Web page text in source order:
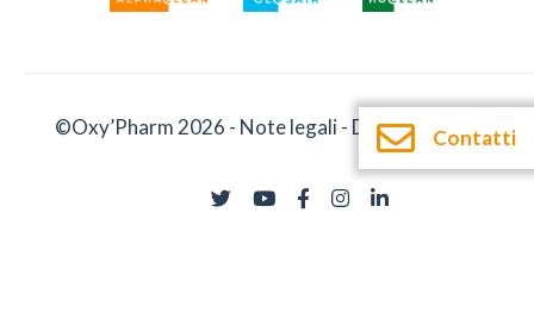
©Oxy’Pharm 2026 - Note legali- Documentazione
Contatti